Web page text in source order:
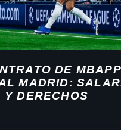
DE
MADRID:
Y DERECHOS